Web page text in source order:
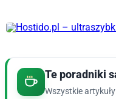
Te poradniki
Wszystkie